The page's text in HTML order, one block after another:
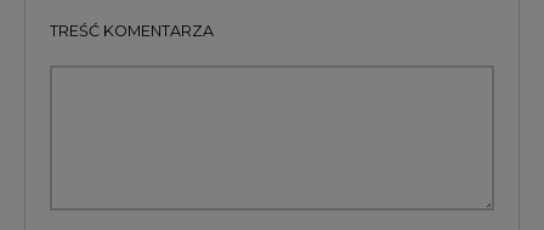
TREŚĆ KOMENTARZA